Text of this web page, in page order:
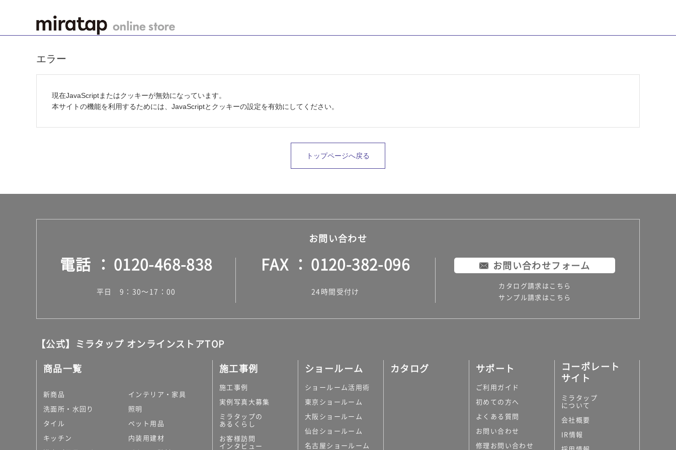
エラー
現在JavaScriptまたはクッキーが無効になっています。
本サイトの機能を利用するためには、JavaScriptとクッキーの設定を有効にしてください。
トップページへ戻る
お問い合わせ
電話 0120-468-838
平日 9：30～17：00
FAX 0120-382-096
24時間受付け
お問い合わせフォーム
カタログ請求はこちら
サンプル請求はこちら
【公式】ミラタップ オンラインストアTOP
商品一覧
新商品
洗面所・水回り
タイル
キッチン
インテリア・家具
照明
ペット用品
内装用建材
施工事例
施工事例
実例写真大募集
ミラタップの
あるくらし
お客様訪問
インタビュー
ショールーム
ショールーム活用術
東京ショールーム
大阪ショールーム
仙台ショールーム
名古屋ショールーム
カタログ サポート
ご利用ガイド
初めての方へ
よくある質問
お問い合わせ
修理お問い合わせ
コーポレート
サイト
ミラタップ
について
会社概要
IR情報